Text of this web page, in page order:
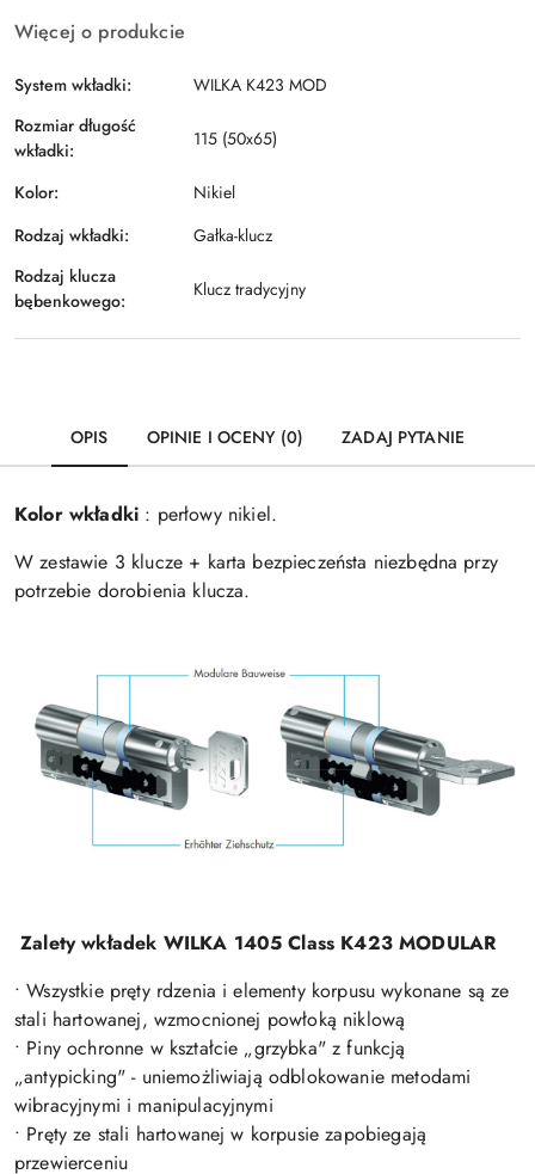
Więcej o produkcie
System wkładki:
WILKA K423 MOD
Rozmiar długość
wkładki:
115 (50x65)
Kolor:
Nikiel
Rodzaj wkładki:
Gałka-klucz
Rodzaj klucza
bębenkowego:
Klucz tradycyjny
OPIS OPINIE I OCENY (0) ZADAJ PYTANIE
Kolor wkładki : perłowy nikiel.
W zestawie 3 klucze + karta bezpieczeństa niezbędna przy
potrzebie dorobienia klucza.
Zalety wkładek WILKA 1405 Class K423 MODULAR
• Wszystkie pręty rdzenia i elementy korpusu wykonane są ze
stali hartowanej, wzmocnionej powłoką niklową
• Piny ochronne w kształcie „grzybka" z funkcją
„antypicking" - uniemożliwiają odblokowanie metodami
wibracyjnymi i manipulacyjnymi
• Pręty ze stali hartowanej w korpusie zapobiegają
przewierceniu